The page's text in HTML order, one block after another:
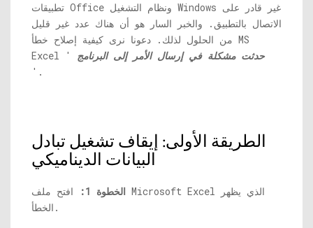
تطبيقات Office ونظام التشغيل Windows غير قادر على
الاتصال بالتطبيق. والخبر السار هو أن هناك عدد غير قليل
من الحلول لذلك. دعونا نرى كيفية إصلاح خطأ MS
Excel ' حدثت مشكلة في إرسال الأمر إلى البرنامج
'.
الطريقة الأولى: إيقاف تشغيل تبادل
البيانات الديناميكي
الخطوة 1:
افتح ملف Microsoft Excel الذي يظهر
الخطأ.